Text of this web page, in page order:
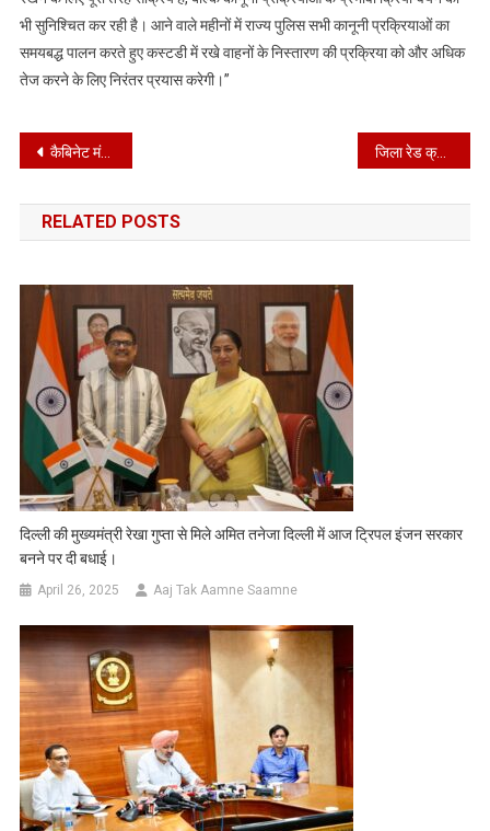
भी सुनिश्चित कर रही है। आने वाले महीनों में राज्य पुलिस सभी कानूनी प्रक्रियाओं का
समयबद्ध पालन करते हुए कस्टडी में रखे वाहनों के निस्तारण की प्रक्रिया को और अधिक
तेज करने के लिए निरंतर प्रयास करेगी।”
Post
navigation
कैबिनेट मंत्री डॉ. रवजोत सिंह ने काहलवां में मीटिंग की जिला रेड क्रॉस सोसायटी की ओर से 7 और 8 जुलाई को निःशुल्क कृत्रिम अंग एवं सहायक उपकरण वितरण शिविर आयोजित
RELATED POSTS
दिल्ली की मुख्यमंत्री रेखा गुप्ता से मिले अमित तनेजा दिल्ली में आज ट्रिपल इंजन सरकार
बनने पर दी बधाई।
April 26, 2025 Aaj Tak Aamne Saamne